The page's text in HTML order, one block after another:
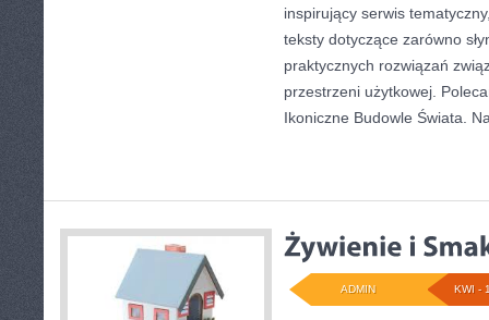
inspirujący serwis
teksty dotyczące zarówno
praktycznych rozwiązań
przestrzeni użytkowej.
Ikoniczne Budowle Świata.
KWI -
ADMIN